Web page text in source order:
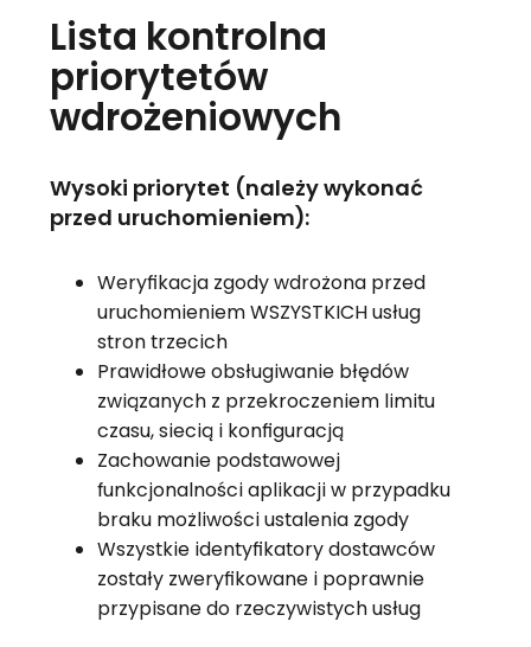
Lista kontrolna
priorytetów
wdrożeniowych
Wysoki priorytet (należy wykonać
przed uruchomieniem):
Weryfikacja zgody wdrożona przed
uruchomieniem WSZYSTKICH usług
stron trzecich
Prawidłowe obsługiwanie błędów
związanych z przekroczeniem limitu
czasu, siecią i konfiguracją
Zachowanie podstawowej
funkcjonalności aplikacji w przypadku
braku możliwości ustalenia zgody
Wszystkie identyfikatory dostawców
zostały zweryfikowane i poprawnie
przypisane do rzeczywistych usług